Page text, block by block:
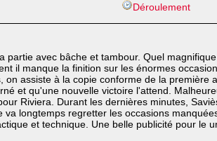
Déroulement
avec bâche et tambour. Quel
il manque la finition sur les énormes
assiste à la copie conforme de la première
et qu'une nouvelle victoire l'attend.
Riviera. Durant les dernières minutes,
longtemps regretter les occasions
et technique. Une belle publicité pour le